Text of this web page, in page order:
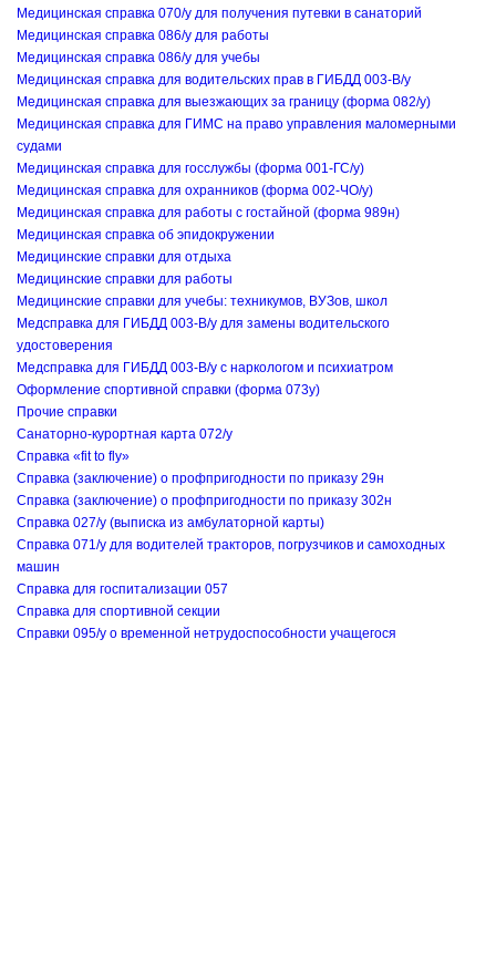
Медицинская справка 070/у для получения путевки в санаторий
Медицинская справка 086/у для работы
Медицинская справка 086/у для учебы
Медицинская справка для водительских прав в ГИБДД 003-В/у
Медицинская справка для выезжающих за границу (форма 082/у)
Медицинская справка для ГИМС на право управления маломерными
судами
Медицинская справка для госслужбы (форма 001-ГС/у)
Медицинская справка для охранников (форма 002-ЧО/у)
Медицинская справка для работы с гостайной (форма 989н)
Медицинская справка об эпидокружении
Медицинские справки для отдыха
Медицинские справки для работы
Медицинские справки для учебы: техникумов, ВУЗов, школ
Медсправка для ГИБДД 003-В/у для замены водительского
удостоверения
Медсправка для ГИБДД 003-В/у с наркологом и психиатром
Оформление спортивной справки (форма 073у)
Прочие справки
Санаторно-курортная карта 072/у
Справка «fit to fly»
Справка (заключение) о профпригодности по приказу 29н
Справка (заключение) о профпригодности по приказу 302н
Справка 027/у (выписка из амбулаторной карты)
Справка 071/у для водителей тракторов, погрузчиков и самоходных
машин
Справка для госпитализации 057
Справка для спортивной секции
Справки 095/у о временной нетрудоспособности учащегося